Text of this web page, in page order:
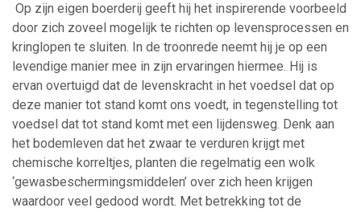
Op zijn eigen boerderij geeft hij het inspirerende voorbeeld
door zich zoveel mogelijk te richten op levensprocessen en
kringlopen te sluiten. In de troonrede neemt hij je op een
levendige manier mee in zijn ervaringen hiermee. Hij is
ervan overtuigd dat de levenskracht in het voedsel dat op
deze manier tot stand komt ons voedt, in tegenstelling tot
voedsel dat tot stand komt met een lijdensweg. Denk aan
het bodemleven dat het zwaar te verduren krijgt met
chemische korreltjes, planten die regelmatig een wolk
‘gewasbeschermingsmiddelen’ over zich heen krijgen
waardoor veel gedood wordt. Met betrekking tot de